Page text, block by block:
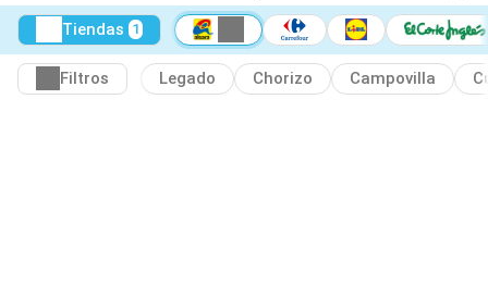
Tiendas 1
Filtros Legado Chorizo Campovilla